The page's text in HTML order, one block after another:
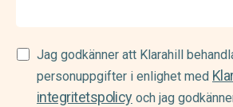
Samtycke
(Required)
Jag godkänner att Klarahill
personuppgifter i enlighet med
integritetspolicyoch jag